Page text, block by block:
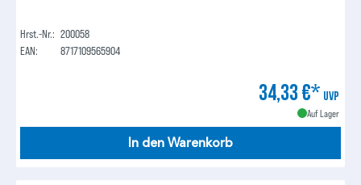
Hrst.-Nr.: 200058
EAN:
8717109565904
34,33 €* UVP
Auf Lager
In den Warenkorb